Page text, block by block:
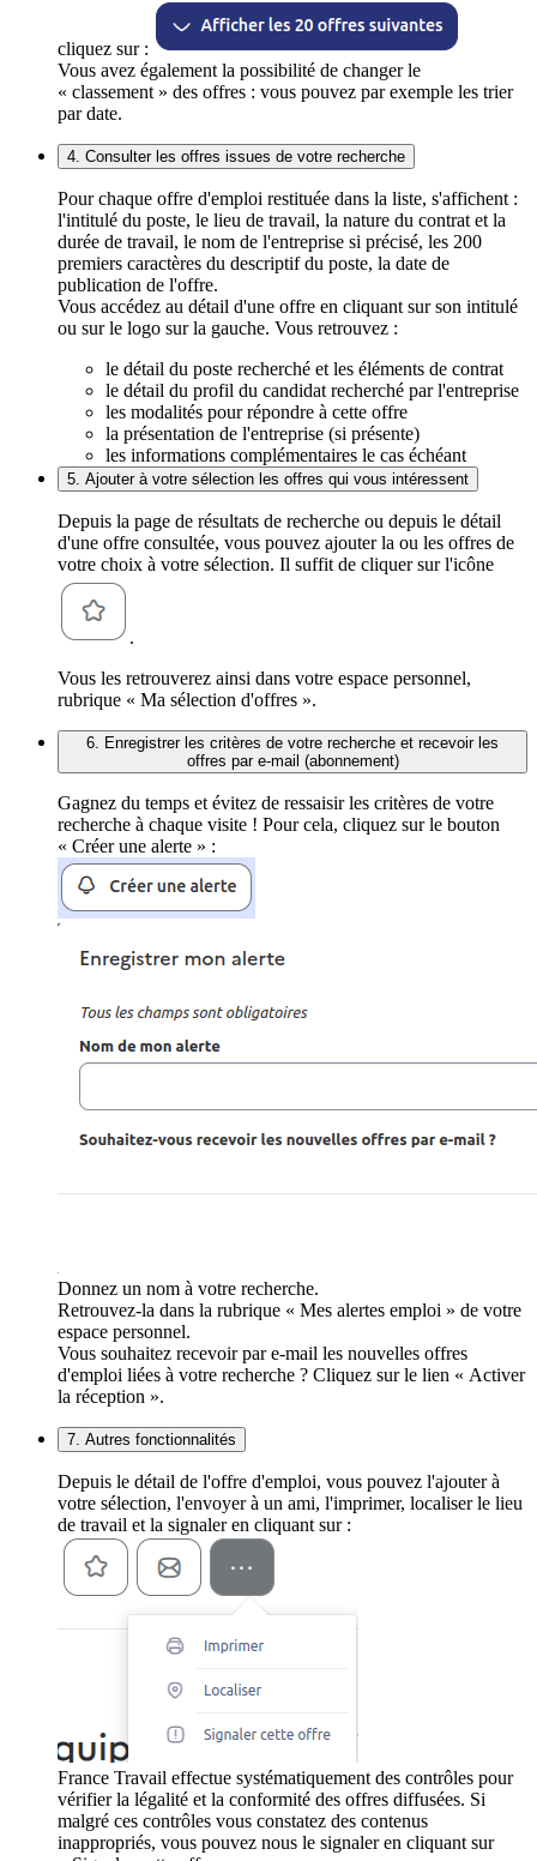
cliquez sur :
Vous avez également la possibilité de changer le
« classement » des offres : vous pouvez par exemple les trier
par date.
4. Consulter les offres issues de votre recherche
Pour chaque offre d'emploi restituée dans la liste, s'affichent :
l'intitulé du poste, le lieu de travail, la nature du contrat et la
durée de travail, le nom de l'entreprise si précisé, les 200
premiers caractères du descriptif du poste, la date de
publication de l'offre.
Vous accédez au détail d'une offre en cliquant sur son intitulé
ou sur le logo sur la gauche. Vous retrouvez :
le détail du poste recherché et les éléments de contrat
le détail du profil du candidat recherché par l'entreprise
les modalités pour répondre à cette offre
la présentation de l'entreprise (si présente)
les informations complémentaires le cas échéant
5. Ajouter à votre sélection les offres qui vous intéressent
Depuis la page de résultats de recherche ou depuis le détail
d'une offre consultée, vous pouvez ajouter la ou les offres de
votre choix à votre sélection. Il suffit de cliquer sur l'icône
.
Vous les retrouverez ainsi dans votre espace personnel,
rubrique « Ma sélection d'offres ».
6. Enregistrer les critères de votre recherche et recevoir les
offres par e-mail (abonnement)
Gagnez du temps et évitez de ressaisir les critères de votre
recherche à chaque visite ! Pour cela, cliquez sur le bouton
« Créer une alerte » :
Donnez un nom à votre recherche.
Retrouvez-la dans la rubrique « Mes alertes emploi » de votre
espace personnel.
Vous souhaitez recevoir par e-mail les nouvelles offres
d'emploi liées à votre recherche ? Cliquez sur le lien « Activer
la réception ».
7. Autres fonctionnalités
Depuis le détail de l'offre d'emploi, vous pouvez l'ajouter à
votre sélection, l'envoyer à un ami, l'imprimer, localiser le lieu
de travail et la signaler en cliquant sur :
France Travail effectue systématiquement des contrôles pour
vérifier la légalité et la conformité des offres diffusées. Si
malgré ces contrôles vous constatez des contenus
inappropriés, vous pouvez nous le signaler en cliquant sur